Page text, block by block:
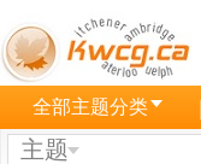
全部主题分类
主题